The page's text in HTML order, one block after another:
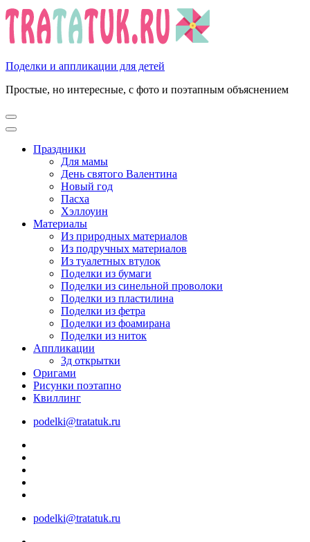
Перейти
к
содержимому
Enter)
Поделки и аппликации для детей
Простые, но интересные, с фото и поэтапным объяснением
Праздники
Для мамы
День святого Валентина
Новый год
Пасха
Хэллоуин
Материалы
Из природных материалов
Из подручных материалов
Из туалетных втулок
Поделки из бумаги
Поделки из синельной проволоки
Поделки из пластилина
Поделки из фетра
Поделки из фоамирана
Поделки из ниток
Аппликации
3д открытки
Оригами
Рисунки поэтапно
Квиллинг
podelki@tratatuk.ru
podelki@tratatuk.ru